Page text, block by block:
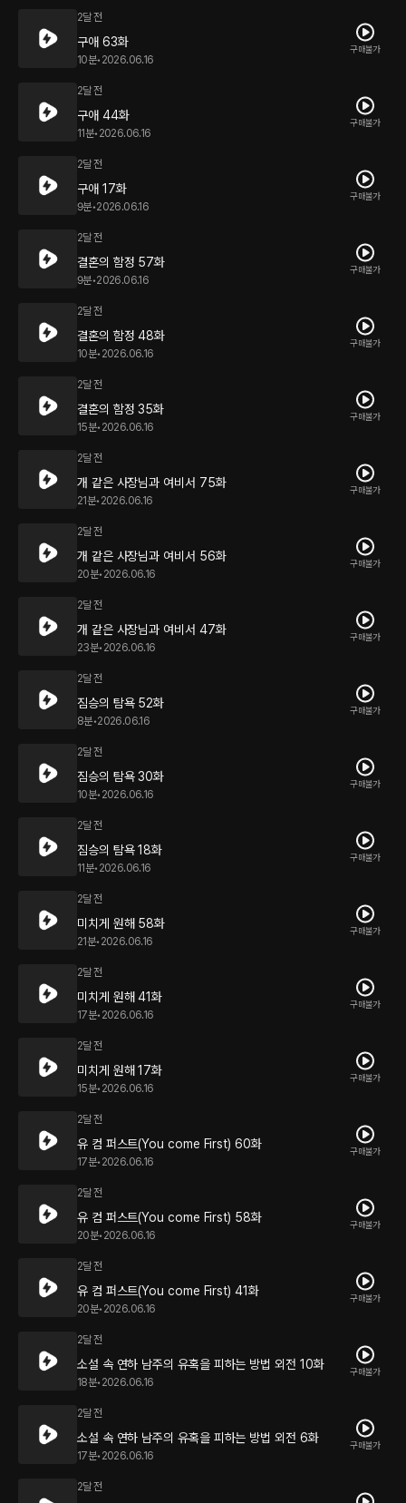
2달 전
구애 63화
10분• 2026.06.16
구매불가
2달 전
구애 44화
11분• 2026.06.16
구매불가
2달 전
구애 17화
9분•2026.06.16
구매불가
2달 전
결혼의 함정 57화
9분•2026.06.16
구매불가
2달 전
결혼의 함정 48화
10분• 2026.06.16
구매불가
2달 전
결혼의 함정 35화
15분• 2026.06.16
구매불가
2달 전
개 같은 사장님과 여비서 75화
21분• 2026.06.16
구매불가
2달 전
개 같은 사장님과 여비서 56화
20분• 2026.06.16
구매불가
2달 전
개 같은 사장님과 여비서 47화
23분• 2026.06.16
구매불가
2달 전
짐승의 탐욕 52화
8분•2026.06.16
구매불가
2달 전
짐승의 탐욕 30화
10분• 2026.06.16
구매불가
2달 전
짐승의 탐욕 18화
11분• 2026.06.16
구매불가
2달 전
미치게 원해 58화
21분• 2026.06.16
구매불가
2달 전
미치게 원해 41화
17분• 2026.06.16
구매불가
2달 전
미치게 원해 17화
15분• 2026.06.16
구매불가
2달 전
유 컴 퍼스트(You come First) 60화
17분• 2026.06.16
구매불가
2달 전
유 컴 퍼스트(You come First) 58화
20분• 2026.06.16
구매불가
2달 전
유 컴 퍼스트(You come First) 41화
20분• 2026.06.16
구매불가
2달 전
소설 속 연하 남주의 유혹을 피하는 방법 외전 10화
18분• 2026.06.16
구매불가
2달 전
소설 속 연하 남주의 유혹을 피하는 방법 외전 6화
17분• 2026.06.16
구매불가
2달 전